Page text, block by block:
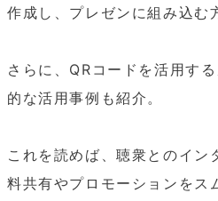
作成し、プレゼンに組み込む
さらに、QRコードを活用す
的な活用事例も紹介。
これを読めば、聴衆とのイン
料共有やプロモーションをス